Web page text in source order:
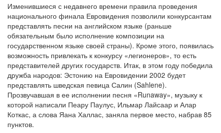
Изменившиеся с недавнего времени правила проведения
национального финала Евровидения позволили конкурсантам
представлять песни на английском языке (раньше
обязательным было исполнение композиции на
государственном языке своей страны). Кроме этого, появилась
возможность привлекать к конкурсу «легионеров», то есть
представителей других государств. Итак, в этом году победила
дружба народов: Эстонию на Евровидении 2002 будет
представлять шведская певица Салин (Sahlene).
Прозвучавшая в ее исполнении песня «Runaway», музыку к
которой написали Пеару Паулус, Ильмар Лайсаар и Алар
Коткас, а слова Яана Халлас, заняла первое место, набрав 85
пунктов.